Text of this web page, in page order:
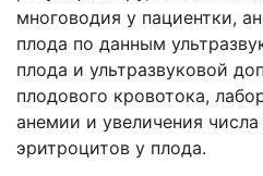
многоводия у пациентки,
плода по данным
плода и ультразвуковой
плодового кровотока,
анемии и увеличения
эритроцитов у плода.